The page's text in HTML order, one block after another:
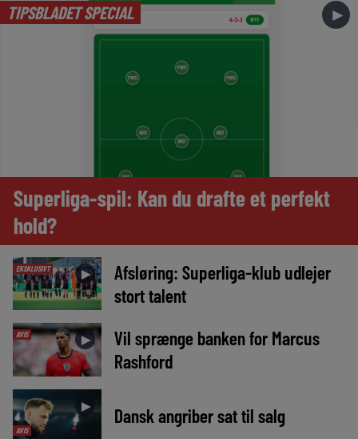
TIPSBLADET SPECIAL ►
Superliga-spil: Kan du drafte et perfekt
hold?
EKSKLUSIVT ►
Afsløring: Superliga-klub udlejer
stort talent
AVIS ►
Vil sprænge banken for Marcus
Rashford
AVIS
► Dansk angriber sat til salg